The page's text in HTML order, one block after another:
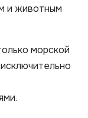
и животным
морской